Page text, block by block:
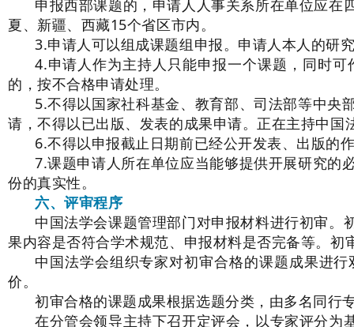
申报西部课题的，申请人人事关系所在单位应
夏、新疆、西藏15个省区市内。
3.申请人可以组成课题组申报。申请人本人的研
4.申请人作为主持人只能申报一个课题，同时
的，按不合格申请处理。
5.不得以国家社科基金、教育部、司法部等中央
请，不得以已出版、发表的成果申请。正在主持中
6.不得以申报截止日期前已经公开发表、出版的
7.课题申请人所在单位应当能够提供开展研究的
份的真实性。
六、评审程序
中国法学会课题管理部门对申报材料进行初审
果内容是否符合学术规范、申报材料是否完备等。初
中国法学会组织专家对初审合格的课题成果进
价。
初审合格的课题成果根据选题分类，由多名同行
在分管会领导主持下召开定评会，以专家评分